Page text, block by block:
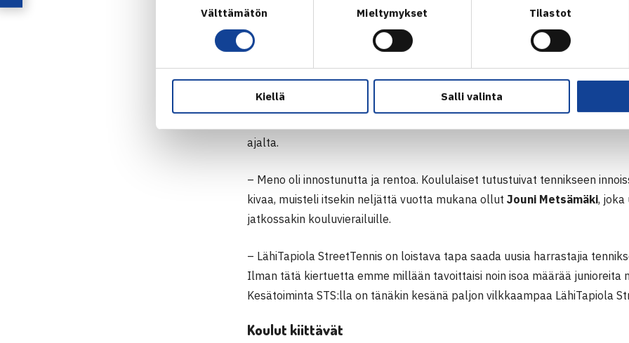
Välttämätön Mieltymykset Tilastot
Kiellä Salli valinta
– Minut oikeastaan yllätti tapahtumien iloinen meininki; mutrusuita ei juuri
kuin luonnostaan ja pelaaminen sujui. Olisikin ollut mukavaa pelailla
kanssa, nyt vaihdot olivat nopeita. Tennis toi varmasti toivottua vaihtelua
ei paljoa pelata. On hyvä, että tennistä tehdään tällä tavalla tutuksi,
ajalta.
– Meno oli innostunutta ja rentoa. Koululaiset tutustuivat tennikseen
kivaa, muisteli itsekin neljättä vuotta mukana ollut Jouni Metsämäki, joka
jatkossakin kouluvierailuille.
– LähiTapiola StreetTennis on loistava tapa saada uusia harrastajia
Ilman tätä kiertuetta emme millään tavoittaisi noin isoa määrää junioreita
Kesätoiminta STS:lla on tänäkin kesänä paljon vilkkaampaa LähiTapiola
Koulut kiittävät